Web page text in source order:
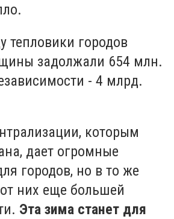
тепловики городов
задолжали 654 млн.
- 4 млрд.
которым
дает огромные
городов, но в то же
них еще большей
Эта зима станет для